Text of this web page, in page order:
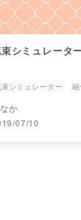
シミュレータ
シミュレーター
2nd
か
07/10